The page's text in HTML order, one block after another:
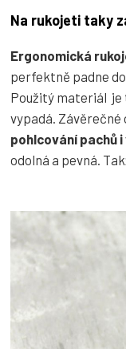
Na rukojeti taky
Ergonomická
perfektně padne
Použitý materiál je
vypadá. Závěrečné
pohlcování pachů
odolná a pevná.